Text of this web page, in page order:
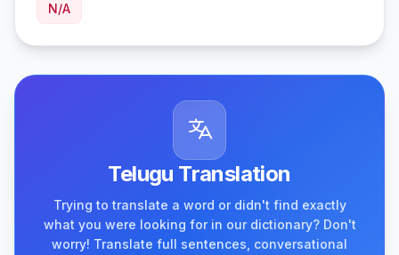
N/A
Telugu Translation
Trying to translate a word or didn't find exactly
what you were looking for in our dictionary? Don't
worry! Translate full sentences, conversational